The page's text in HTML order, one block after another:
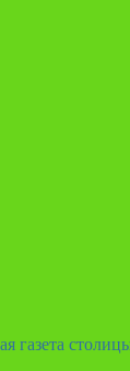
газета